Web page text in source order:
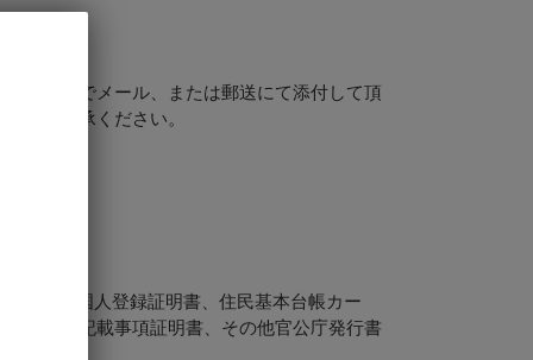
当店までメール、または郵送にて添付して頂
でご了承ください。
帳、外国人登録証明書、住民基本台帳カー
住民票記載事項証明書、その他官公庁発行書